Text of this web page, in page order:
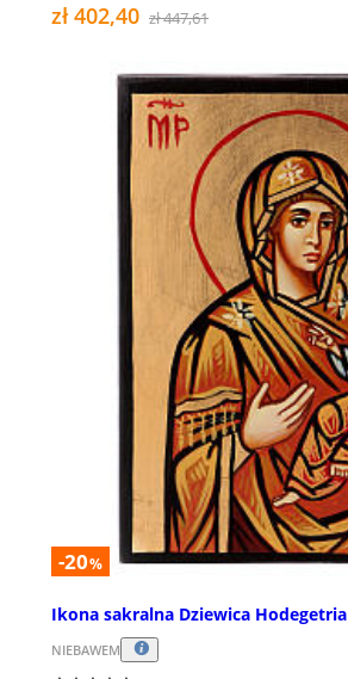
zł 402,40 zł 447,61
-20%
Ikona sakralna Dziewica Hodegetria
NIEBAWEM